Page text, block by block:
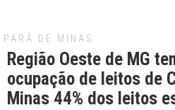
PARÁ DE MINAS
Região Oeste de MG
ocupação de leitos de
Minas 44% dos leitos